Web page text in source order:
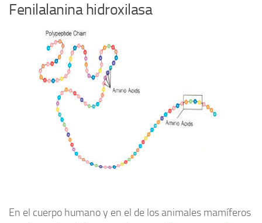
Fenilalanina hidroxilasa
En el cuerpo humano y en el de los animales mamíferos